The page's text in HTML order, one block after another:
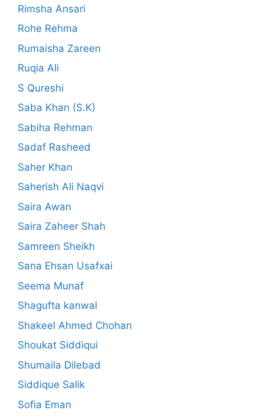
Rimsha Ansari
Rohe Rehma
Rumaisha Zareen
Ruqia Ali
S Qureshi
Saba Khan (S.K)
Sabiha Rehman
Sadaf Rasheed
Saher Khan
Saherish Ali Naqvi
Saira Awan
Saira Zaheer Shah
Samreen Sheikh
Sana Ehsan Usafxai
Seema Munaf
Shagufta kanwal
Shakeel Ahmed Chohan
Shoukat Siddiqui
Shumaila Dilebad
Siddique Salik
Sofia Eman